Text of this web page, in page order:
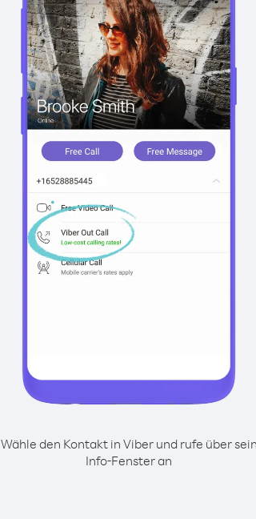
Wähle den Kontakt in Viber und rufe über sein
Info-Fenster an